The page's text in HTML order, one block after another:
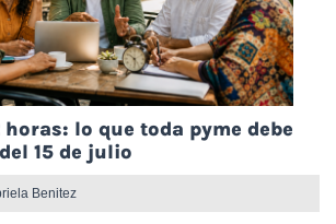
lo que toda pyme debe
15 de julio
Benitez